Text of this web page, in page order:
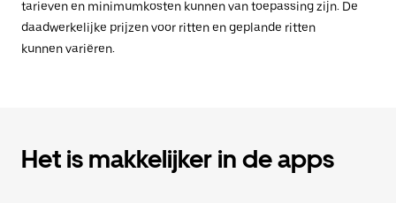
tarieven en minimumkosten kunnen van toepassing zijn. De
daadwerkelijke prijzen voor ritten en geplande ritten
kunnen variëren.
Het is makkelijker in de apps